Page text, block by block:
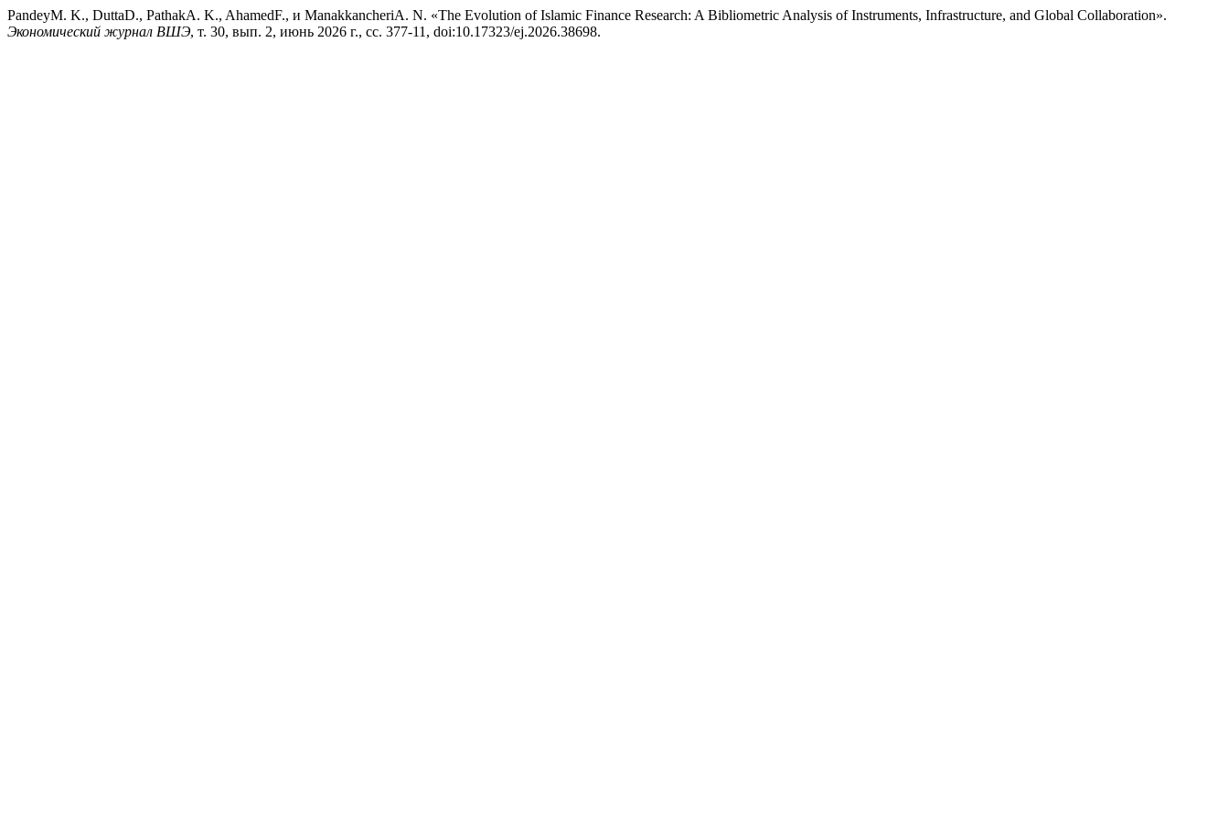
PandeyM. K., DuttaD., PathakA. K., AhamedF., и ManakkancheriA. N. «The Evolution of Islamic Finance Research: A Bibliometric Analysis of Instruments, Infrastructure, and Global Collaboration».
Экономический журнал ВШЭ, т. 30, вып. 2, июнь 2026 г., сс. 377-11, doi:10.17323/ej.2026.38698.